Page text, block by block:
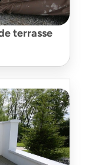
terrasse